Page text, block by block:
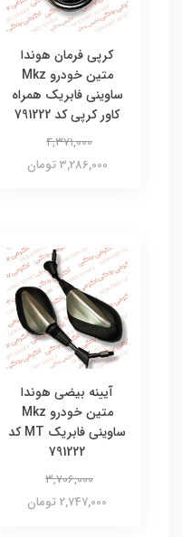
کرپی فرمان هوندا
متین خودرو Mkz
ساوینی فابریک همراه
کاور کرپی کد 791222
4,371,000
3,286,000 تومان
آیینه بیضی هوندا
متین خودرو Mkz
ساوینی فابریک MT کد
791222
3,706,000
2,747,000 تومان